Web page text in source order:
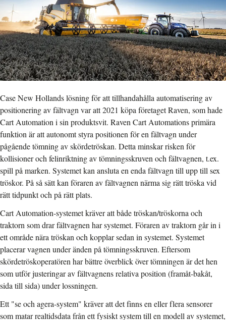
Case New Hollands lösning för att tillhandahålla automatisering av
positionering av fältvagn var att 2021 köpa företaget Raven, som hade
Cart Automation i sin produktsvit. Raven Cart Automations primära
funktion är att autonomt styra positionen för en fältvagn under
pågående tömning av skördetröskan. Detta minskar risken för
kollisioner och felinriktning av tömningsskruven och fältvagnen, t.ex.
spill på marken. Systemet kan ansluta en enda fältvagn till upp till sex
tröskor. På så sätt kan föraren av fältvagnen närma sig rätt tröska vid
rätt tidpunkt och på rätt plats.
Cart Automation-systemet kräver att både tröskan/tröskorna och
traktorn som drar fältvagnen har systemet. Föraren av traktorn går in i
ett område nära tröskan och kopplar sedan in systemet. Systemet
placerar vagnen under änden på tömningsskruven. Eftersom
skördetröskoperatören har bättre överblick över tömningen är det hen
som utför justeringar av fältvagnens relativa position (framåt-bakåt,
sida till sida) under lossningen.
Ett "se och agera-system" kräver att det finns en eller flera sensorer
som matar realtidsdata från ett fysiskt system till en modell av systemet,